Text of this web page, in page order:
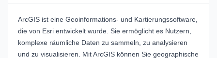
ArcGIS ist eine Geoinformations- und Kartierungssoftware,
die von Esri entwickelt wurde. Sie ermöglicht es Nutzern,
komplexe räumliche Daten zu sammeln, zu analysieren
und zu visualisieren. Mit ArcGIS können Sie geographische